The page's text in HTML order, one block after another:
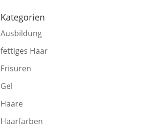
Kategorien
Ausbildung
fettiges Haar
Frisuren
Gel
Haare
Haarfarben